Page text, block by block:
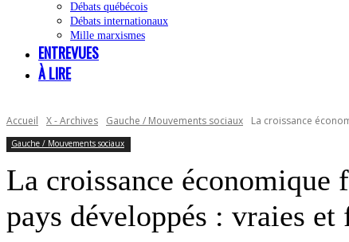
Débats québécois
Débats internationaux
Mille marxismes
ENTREVUES
À LIRE
Accueil X - Archives Gauche / Mouvements sociaux La croissance
Gauche / Mouvements sociaux
La croissance économique
pays développés : vraies